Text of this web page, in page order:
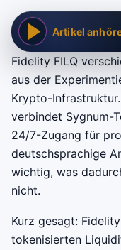
Artikel
Fidelity FILQ
aus der
Krypto-
verbindet Sygnum-
24/7-Zugang für
deutschsprachige
wichtig, was
nicht.
Kurz gesagt:
tokenisierten